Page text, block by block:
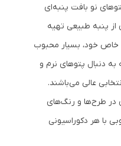
نو بافت پنبه‌ای
از پنبه طبیعی تهیه
خاص خود، بسیار محبوب
به دنبال پتوهای نرم و
عالی می‌باشند.
در طرح‌ها و رنگ‌های
با هر دکوراسیونی